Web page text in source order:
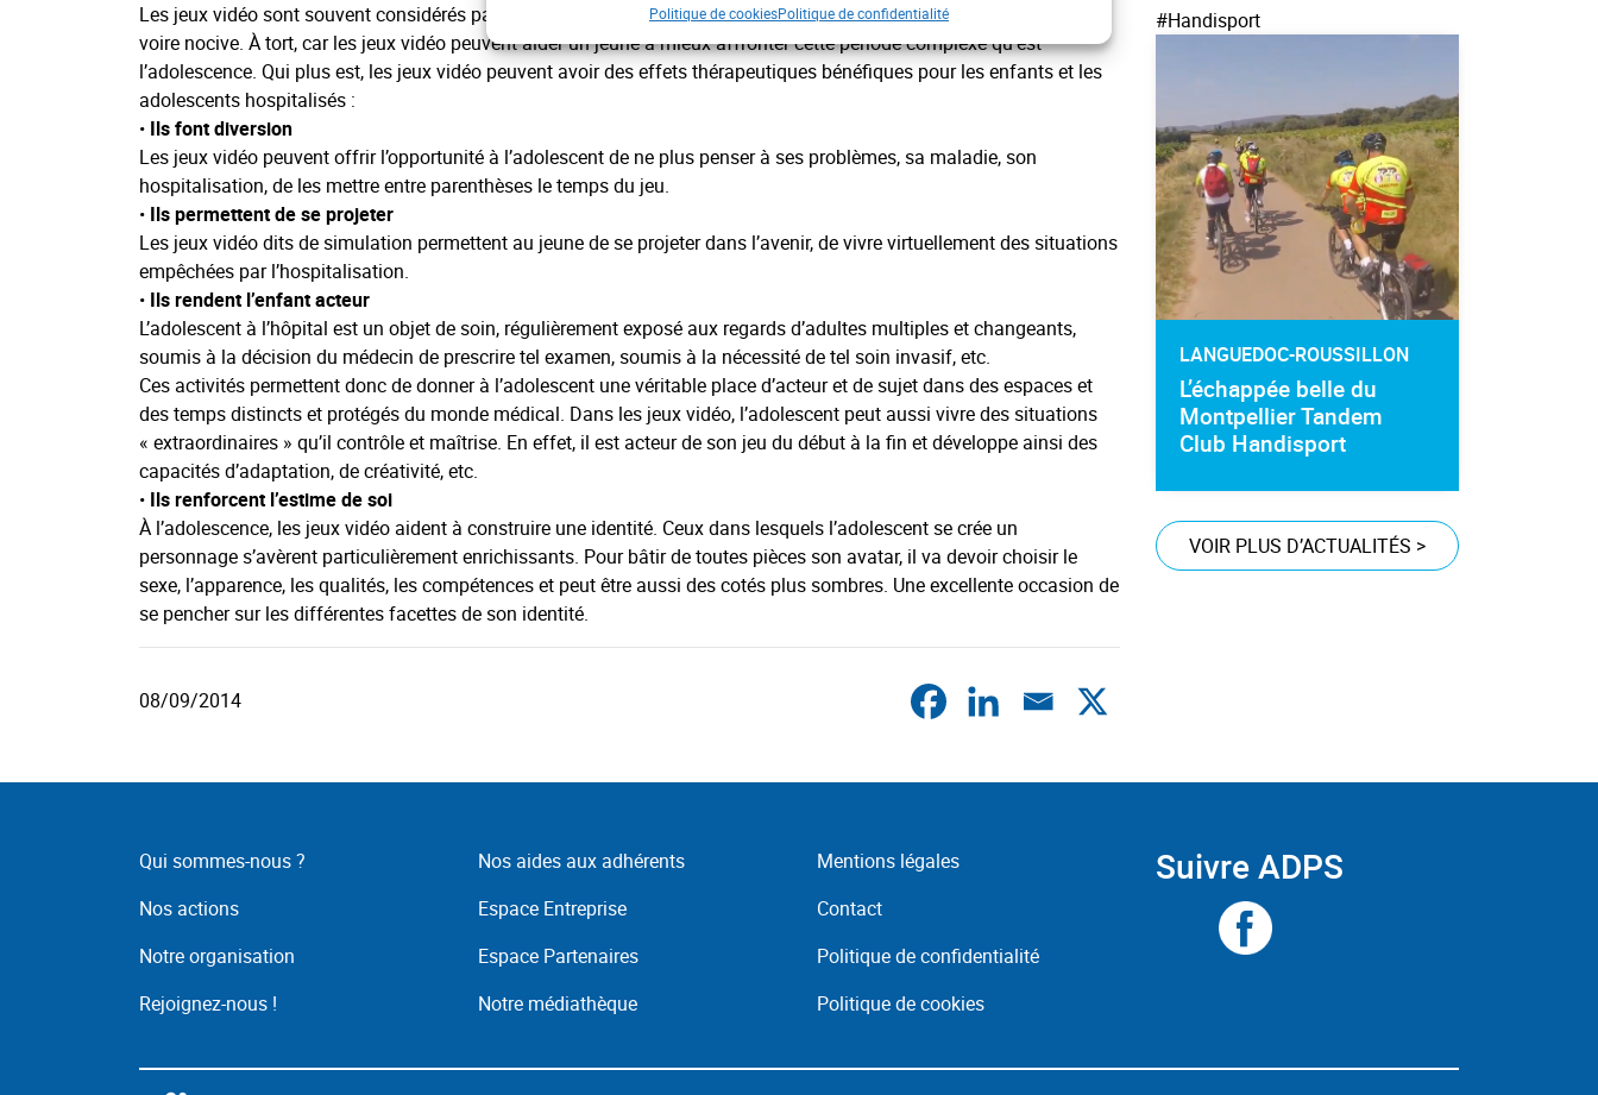
Politique de cookiesPolitique de confidentialité
Les jeux vidéo sont souvent considérés par les parents comme une perte de temps, une activité peu enrichissante
voire nocive. À tort, car les jeux vidéo peuvent aider un jeune à mieux affronter cette période complexe qu’est
l’adolescence. Qui plus est, les jeux vidéo peuvent avoir des effets thérapeutiques bénéfiques pour les enfants et les
adolescents hospitalisés :
• Ils font diversion
Les jeux vidéo peuvent offrir l’opportunité à l’adolescent de ne plus penser à ses problèmes, sa maladie, son
hospitalisation, de les mettre entre parenthèses le temps du jeu.
• Ils permettent de se projeter
Les jeux vidéo dits de simulation permettent au jeune de se projeter dans l’avenir, de vivre virtuellement des situations
empêchées par l’hospitalisation.
• Ils rendent l’enfant acteur
L’adolescent à l’hôpital est un objet de soin, régulièrement exposé aux regards d’adultes multiples et changeants,
soumis à la décision du médecin de prescrire tel examen, soumis à la nécessité de tel soin invasif, etc.
Ces activités permettent donc de donner à l’adolescent une véritable place d’acteur et de sujet dans des espaces et
des temps distincts et protégés du monde médical. Dans les jeux vidéo, l’adolescent peut aussi vivre des situations
« extraordinaires » qu’il contrôle et maîtrise. En effet, il est acteur de son jeu du début à la fin et développe ainsi des
capacités d’adaptation, de créativité, etc.
• Ils renforcent l’estime de soi
À l’adolescence, les jeux vidéo aident à construire une identité. Ceux dans lesquels l’adolescent se crée un
personnage s’avèrent particulièrement enrichissants. Pour bâtir de toutes pièces son avatar, il va devoir choisir le
sexe, l’apparence, les qualités, les compétences et peut être aussi des cotés plus sombres. Une excellente occasion de
se pencher sur les différentes facettes de son identité.
08/09/2014
#Handisport
LANGUEDOC-ROUSSILLON
L’échappée belle du
Montpellier Tandem
Club Handisport
VOIR PLUS D’ACTUALITÉS >
Qui sommes-nous ?
Nos actions
Notre organisation
Rejoignez-nous !
Nos aides aux adhérents
Espace Entreprise
Espace Partenaires
Notre médiathèque
Mentions légales
Contact
Politique de confidentialité
Politique de cookies
Suivre ADPS